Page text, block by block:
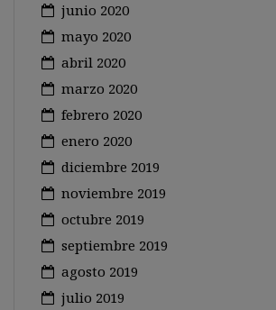
junio 2020
mayo 2020
abril 2020
marzo 2020
febrero 2020
enero 2020
diciembre 2019
noviembre 2019
octubre 2019
septiembre 2019
agosto 2019
julio 2019